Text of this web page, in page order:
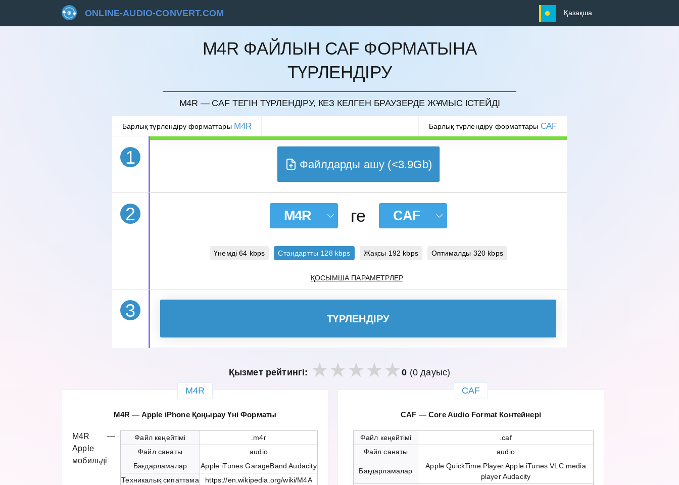
ONLINE-AUDIO-CONVERT.COM Қазақша
M4R ФАЙЛЫН CAF ФОРМАТЫНА
ТҮРЛЕНДІРУ
M4R — CAF ТЕГІН ТҮРЛЕНДІРУ, КЕЗ КЕЛГЕН БРАУЗЕРДЕ ЖҰМЫС ІСТЕЙДІ
Барлық түрлендіру форматтары M4R Барлық түрлендіру форматтары CAF
1
БОЛДЫРМАУ
Файлдарды ашу (<3.9Gb)
2 M4R ге CAF
Үнемді 64 kbps Стандартты 128 kbps Жақсы 192 kbps Оптималды 320 kbps
ҚОСЫМША ПАРАМЕТРЛЕР
3 ТҮРЛЕНДІРУ
Қызмет рейтингі: 0 (0 дауыс)
M4R
M4R — Apple iPhone Қоңырау Үні Форматы
Файл кеңейтімі
.m4r
Файл санаты
audio
Бағдарламалар
Apple iTunes GarageBand Audacity
Техникалық сипаттама
https://en.wikipedia.org/wiki/M4A
M4R —
Apple
мобильді
CAF
CAF — Core Audio Format Контейнері
Файл кеңейтімі
.caf
Файл санаты
audio
Бағдарламалар
Apple QuickTime Player Apple iTunes VLC media
player Audacity